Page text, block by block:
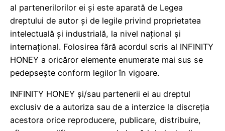
al partenerilorilor ei și este aparată de Legea
dreptului de autor și de legile privind proprietatea
intelectuală și industrială, la nivel național și
internațional. Folosirea fără acordul scris al INFINITY
HONEY a oricăror elemente enumerate mai sus se
pedepsește conform legilor în vigoare.
INFINITY HONEY și/sau partenerii ei au dreptul
exclusiv de a autoriza sau de a interzice la discreția
acestora orice reproducere, publicare, distribuire,